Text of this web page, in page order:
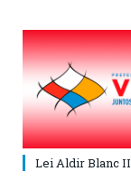
Lei Aldir Blanc II